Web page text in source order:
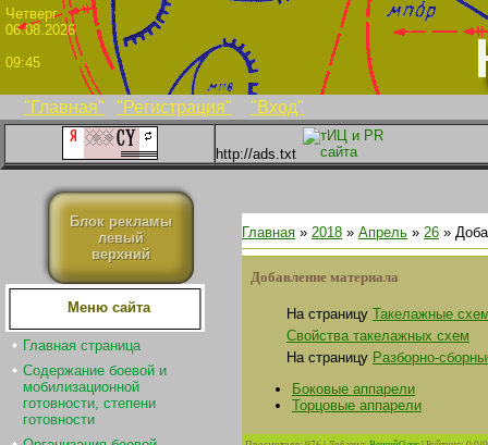
"Главная" "Регистрация" "Вход"
06.08.2026
09:45
http://ads.txt
Блок рекламы
левый
верхний
Меню сайта
Главная страница
Содержание боевой и
мобилизационной
готовности, степени
готовности
Главная » 2018 » Апрель » 26 »
Добавление материала
На страницу Такелажные
Свойства такелажных схем
На страницу Разборно-
Боковые аппарели
Торцовые аппарели